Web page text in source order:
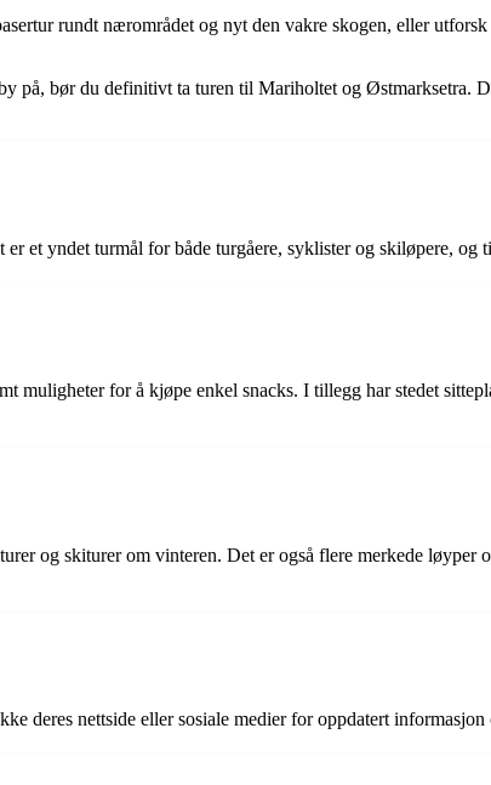
rundt nærområdet og nyt den vakre skogen, eller
på, bør du definitivt ta turen til Mariholtet og Østmarksetra.
et yndet turmål for både turgåere, syklister og skiløpere,
for å kjøpe enkel snacks. I tillegg har stedet
og skiturer om vinteren. Det er også flere merkede løyper
deres nettside eller sosiale medier for oppdatert